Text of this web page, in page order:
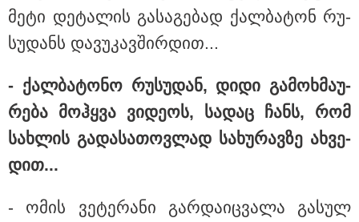
მეტი დე­ტა­ლის გა­სა­გე­ბად ქალ­ბა­ტონ რუ­
სუ­დანს და­ვუ­კავ­შირ­დით...
- ქალ­ბა­ტო­ნო რუ­სუ­დან, დიდი გა­მოხ­მა­უ­
რე­ბა მოჰ­ყვა ვი­დე­ოს, სა­დაც ჩანს, რომ
სახ­ლის გა­და­სა­თოვ­ლად სა­ხუ­რავ­ზე ახ­ვე­
დით...
- ომის ვე­ტე­რა­ნი გარ­და­იც­ვა­ლა გა­სულ